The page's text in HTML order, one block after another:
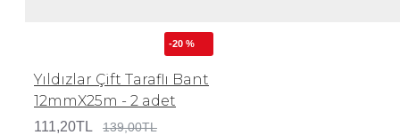
-20 %
Yıldızlar Çift Taraflı Bant
12mmX25m - 2 adet
111,20TL 139,00TL